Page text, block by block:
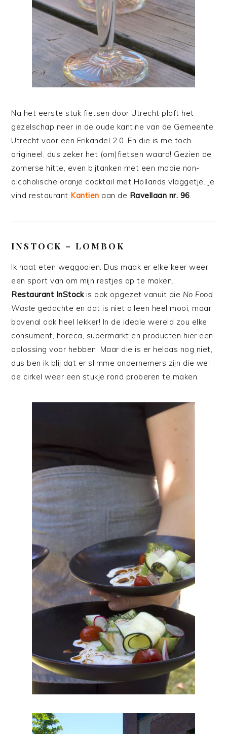
Na het eerste stuk fietsen door Utrecht ploft het
gezelschap neer in de oude kantine van de Gemeente
Utrecht voor een Frikandel 2.0. En die is me toch
origineel, dus zeker het (om)fietsen waard! Gezien de
zomerse hitte, even bijtanken met een mooie non-
alcoholische oranje cocktail met Hollands vlaggetje. Je
vind restaurant Kantien aan de Ravellaan nr. 96
INSTOCK – LOMBOK
Ik haat eten weggooien. Dus maak er elke keer weer
een sport van om mijn restjes op te maken.
Restaurant InStockis ook opgezet vanuit die No Food
Waste gedachte en dat is niet alleen heel mooi, maar
bovenal ook heel lekker! In de ideale wereld zou elke
consument, horeca, supermarkt en producten hier een
oplossing voor hebben. Maar die is er helaas nog niet,
dus ben ik blij dat er slimme ondernemers zijn die wel
de cirkel weer een stukje rond proberen te maken.